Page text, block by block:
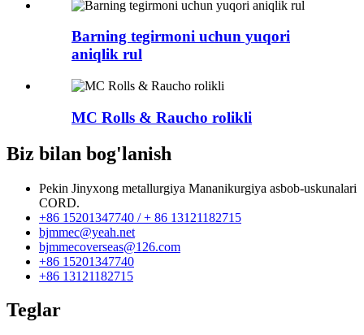
Barning tegirmoni uchun yuqori
aniqlik rul
MC Rolls & Raucho rolikli
Biz bilan bog'lanish
Pekin Jinyxong metallurgiya Mananikurgiya asbob-uskunalari
CORD.
+86 15201347740 / + 86 13121182715
bjmmec@yeah.net
bjmmecoverseas@126.com
+86 15201347740
+86 13121182715
Teglar